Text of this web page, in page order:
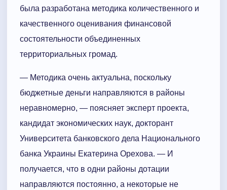
была разработана методика количественного и
качественного оценивания финансовой
состоятельности объединенных
территориальных громад.
— Методика очень актуальна, поскольку
бюджетные деньги направляются в районы
неравномерно, — поясняет эксперт проекта,
кандидат экономических наук, докторант
Университета банковского дела Национального
банка Украины Екатерина Орехова. — И
получается, что в одни районы дотации
направляются постоянно, а некоторые не